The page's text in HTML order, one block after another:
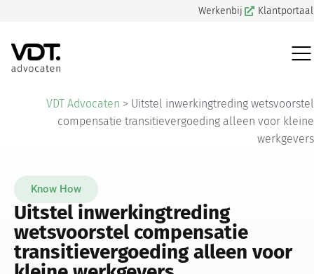
Werkenbij Klantportaal
VDT Advocaten > Uitstel inwerkingtreding wetsvoorstel
compensatie transitievergoeding alleen voor kleine
werkgevers
Know How
Uitstel inwerkingtreding
wetsvoorstel compensatie
transitievergoeding alleen voor